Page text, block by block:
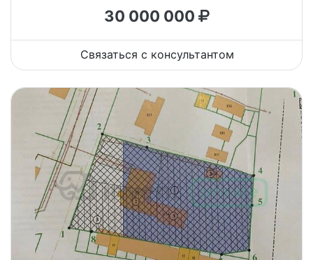
30 000 000
Связаться с консультантом